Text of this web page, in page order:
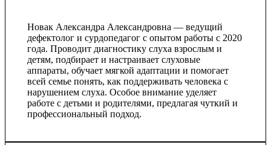
Новак Александра Александровна — ведущий
дефектолог и сурдопедагог с опытом работы с 2020
года. Проводит диагностику слуха взрослым и
детям, подбирает и настраивает слуховые
аппараты, обучает мягкой адаптации и помогает
всей семье понять, как поддерживать человека с
нарушением слуха. Особое внимание уделяет
работе с детьми и родителями, предлагая чуткий и
профессиональный подход.